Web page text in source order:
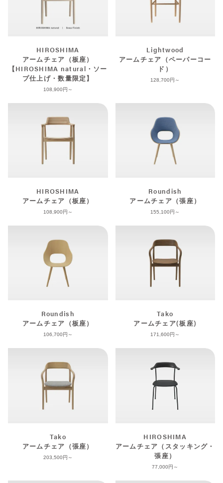
HIROSHIMA
アームチェア（板座）
【HIROSHIMA natural・ソー
プ仕上げ・数量限定】
108,900
Lightwood
アームチェア（ペーパーコー
ド）
128,700
HIROSHIMA
アームチェア（板座）
108,900
Roundish
アームチェア（張座）
155,100
Roundish
アームチェア（板座）
106,700
Tako
アームチェア(板座)
171,600
Tako
アームチェア（張座）
203,500
HIROSHIMA
アームチェア（スタッキング・
張座）
77,000